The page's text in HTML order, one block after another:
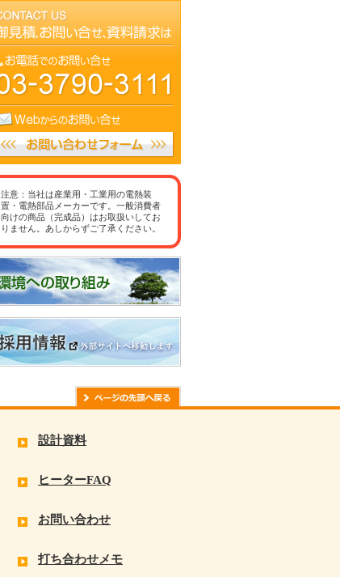
注意：当社は産業用・工業用の電熱装
置・電熱部品メーカーです。一般消費者
向けの商品（完成品）はお取扱いしてお
りません。あしからずご了承ください。
設計資料
ヒーターFAQ
お問い合わせ
打ち合わせメモ